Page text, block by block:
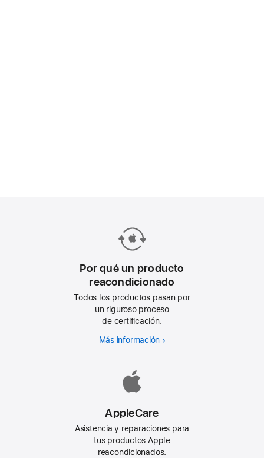
Por qué un producto
reacondicionado
Todos los productos pasan por
un riguroso proceso
de certificación.
Más información Por
AppleCare
Asistencia y reparaciones para
tus productos Apple
reacondicionados.